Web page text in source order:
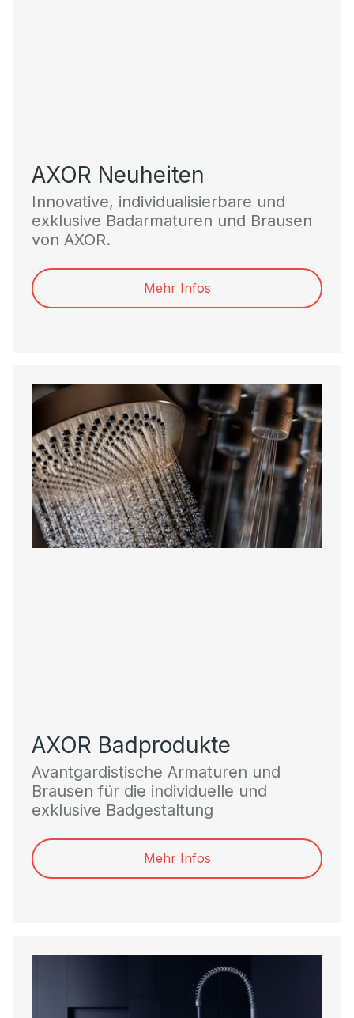
AXOR Neuheiten
Innovative, individualisierbare und
exklusive Badarmaturen und Brausen
von AXOR.
Mehr Infos
AXOR Badprodukte
Avantgardistische Armaturen und
Brausen für die individuelle und
exklusive Badgestaltung
Mehr Infos